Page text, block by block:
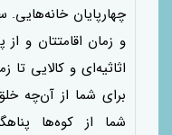
چهارپایان
و زمان اقامتتان و
برای شما از آن‌چه
شما از کوه‌ها